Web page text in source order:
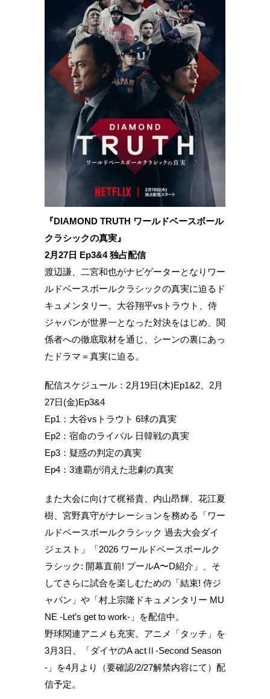
『DIAMOND TRUTH ワールドベースボール
クラシックの真実』
2月27日 Ep3&4 独占配信
渡辺謙、二宮和也がナビゲーターとなりワー
ルドベースボールクラシックの真実に迫るド
キュメンタリー。大谷翔平vsトラウト、侍
ジャパンが世界一となった対決をはじめ、関
係者への徹底取材を通じ、シーンの裏にあっ
たドラマ＝真実に迫る。
配信スケジュール：2月19日(木)Ep1&2、2月
27日(金)Ep3&4
Ep1：大谷vsトラウト 6球の真実
Ep2：宿命のライバル 日韓戦の真実
Ep3：疑惑の判定の真実
Ep4：3連覇が消えた悲劇の真実
また大会に向けて梶裕貴、内山昂輝、花江夏
樹、宮野真守がナレーションを務める「ワー
ルドベースボールクラシック 過去大会ダイ
ジェスト」「2026 ワールドベースボールク
ラシック: 開幕直前! プールA〜D紹介」、そ
してさらに試合を楽しむための「結束! 侍ジ
ャパン」や「村上宗隆ドキュメンタリー MU
NE -Let’s get to work-」を配信中。
野球関連アニメも充実。アニメ「タッチ」を
3月3日、「ダイヤのA actⅡ-Second Season
-」を4月より（要確認/2/27解禁内容にて）配
信予定。